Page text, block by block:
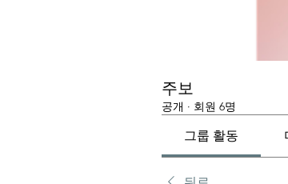
주보
공개 · 회원 6명
그룹 활동